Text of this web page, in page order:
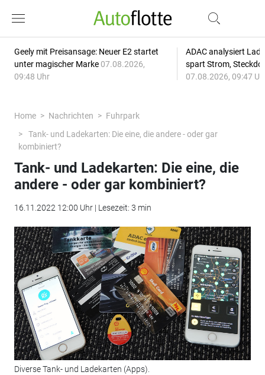
Geely mit Preisansage: Neuer E2 startet
unter magischer Marke 07.08.2026,
09:48 Uhr
ADAC analysiert
spart Strom,
07.08.2026, 09:47
Home Nachrichten
Fuhrpark
Tank- und Ladekarten: Die eine, die andere - oder gar
kombiniert?
Tank- und Ladekarten: Die eine, die
andere - oder gar kombiniert?
16.11.2022 12:00 Uhr | Lesezeit: 3 min
Diverse Tank- und Ladekarten (Apps).